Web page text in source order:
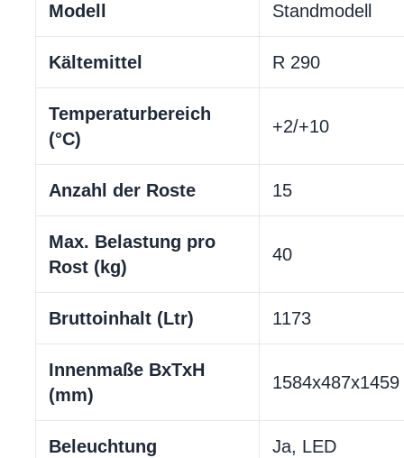
Modell Standmodell
Kältemittel R 290
Temperaturbereich
(°C)
+2/+10
Anzahl der Roste 15
Max. Belastung pro
Rost (kg)
40
Bruttoinhalt (Ltr) 1173
Innenmaße BxTxH
(mm)
1584x487x1459
Beleuchtung Ja, LED